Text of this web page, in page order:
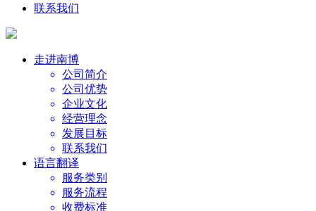
联系我们
走进南博
公司简介
公司优势
企业文化
经营理念
发展目标
联系我们
语言翻译
服务类别
服务流程
收费标准